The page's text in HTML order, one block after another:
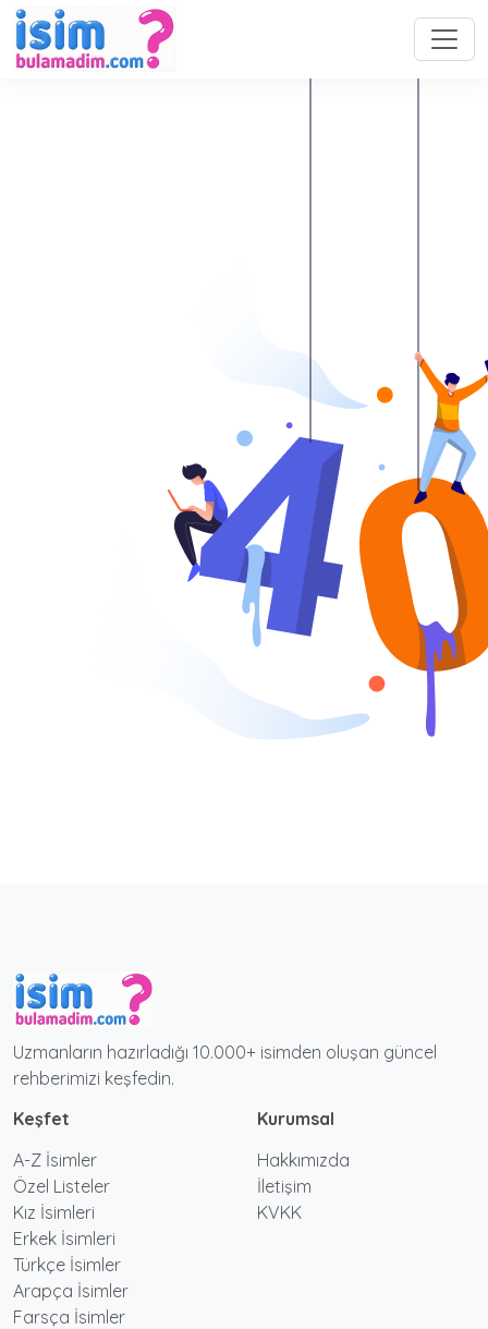
Uzmanların hazırladığı 10.000+ isimden oluşan güncel
rehberimizi keşfedin.
Keşfet
A-Z İsimler
Özel Listeler
Kız İsimleri
Erkek İsimleri
Türkçe İsimler
Arapça İsimler
Farsça İsimler
Kurumsal
Hakkımızda
İletişim
KVKK